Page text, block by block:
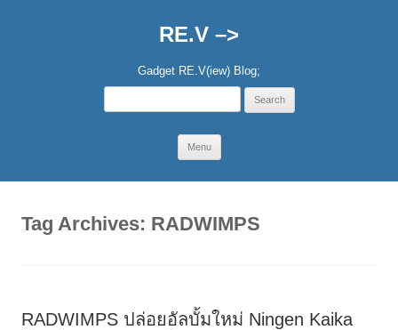
RE.V –>
Gadget RE.V(iew) Blog;
Search
Menu
Skip
Tag Archives: RADWIMPS
RADWIMPS ปล่อยอัลบั้มใหม่ Ningen Kaika